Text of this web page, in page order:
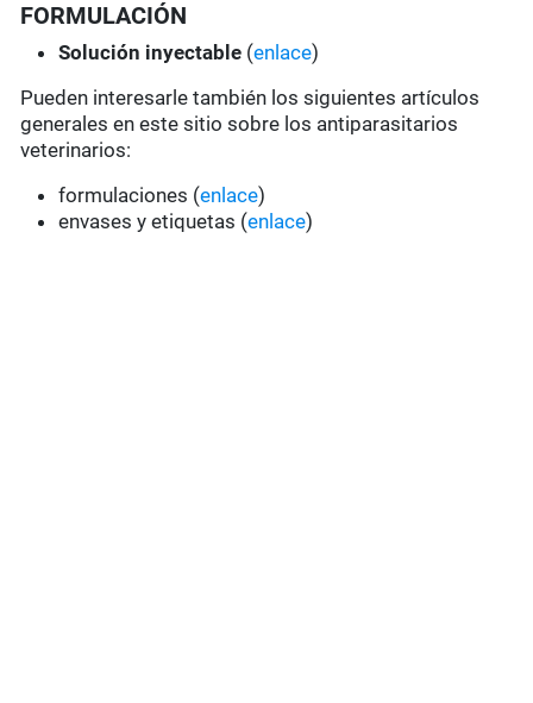
FORMULACIÓN
Solución inyectable (enlace)
Pueden interesarle también los siguientes artículos
generales en este sitio sobre los antiparasitarios
veterinarios:
formulaciones (enlace)
envases y etiquetas (enlace)